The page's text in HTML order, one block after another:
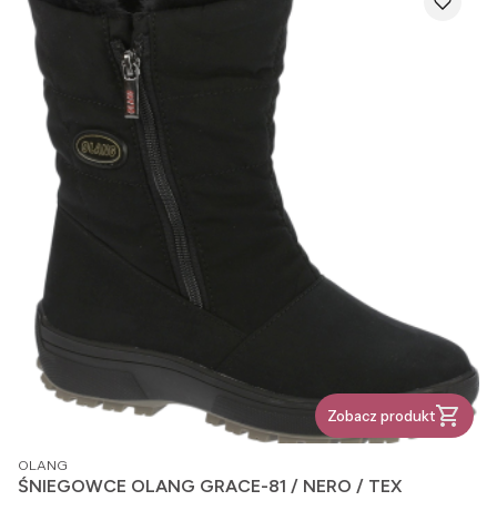
Zobacz produkt
PRODUCENT
OLANG
ŚNIEGOWCE OLANG GRACE-81 / NERO / TEX